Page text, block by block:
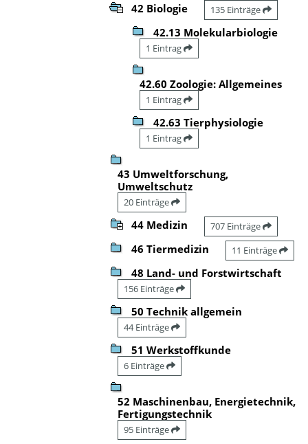
42 Biologie 135 Einträge
42.13 Molekularbiologie
1 Eintrag
42.60 Zoologie: Allgemeines
1 Eintrag
42.63 Tierphysiologie
1 Eintrag
43 Umweltforschung,
Umweltschutz
20 Einträge
44 Medizin 707 Einträge
46 Tiermedizin 11 Einträge
48 Land- und Forstwirtschaft
156 Einträge
50 Technik allgemein
44 Einträge
51 Werkstoffkunde
6 Einträge
52 Maschinenbau, Energietechnik,
Fertigungstechnik
95 Einträge